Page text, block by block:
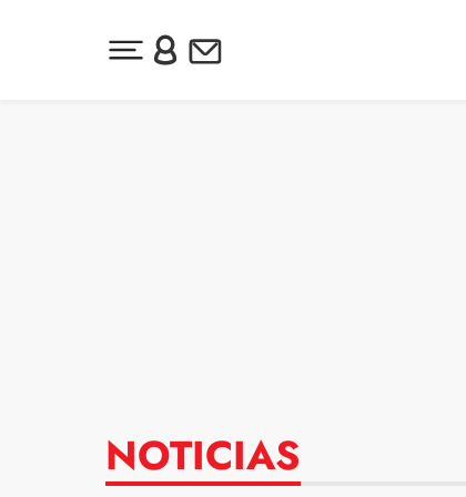
Desplegar menú principal
Inicia sesión o regístrate
Newsletter
NOTICIAS